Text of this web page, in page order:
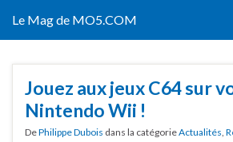
Le Mag de MO5.COM
Jouez aux jeux C64 sur
Nintendo Wii !
DePhilippe Dubois dans la catégorieActualités,